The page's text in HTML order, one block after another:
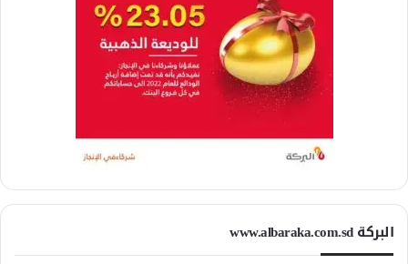
البركة www.albaraka.com.sd